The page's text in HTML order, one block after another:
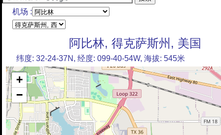
机场 :
阿比林, 得克萨斯州, 美国
纬度: 32-24-37N, 经度: 099-40-54W, 海拔: 545米
+
−